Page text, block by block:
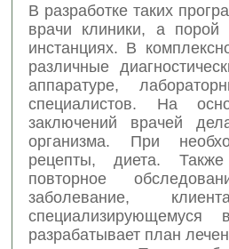
В разработке таких
врачи клиники, а
инстанциях. В
различные
аппаратуре,
специалистов. На
заключений врачей
организма. При
рецепты, диета.
повторное
заболевание,
разрабатывает план